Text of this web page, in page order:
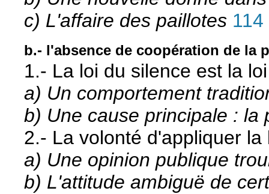
c) L'affaire des paillotes 114
b.- l'absence de coopération de la
1.- La loi du silence est la
a) Un comportement
b) Une cause principale : la
2.- La volonté d'appliquer
a) Une opinion publique
b) L'attitude ambiguë de